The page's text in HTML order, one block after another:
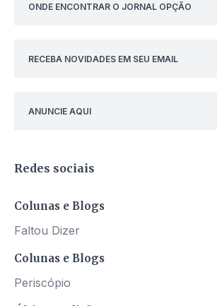
ONDE ENCONTRAR O JORNAL OPÇÃO
RECEBA NOVIDADES EM SEU EMAIL
ANUNCIE AQUI
Redes sociais
Colunas e Blogs
Faltou Dizer
Colunas e Blogs
Periscópio